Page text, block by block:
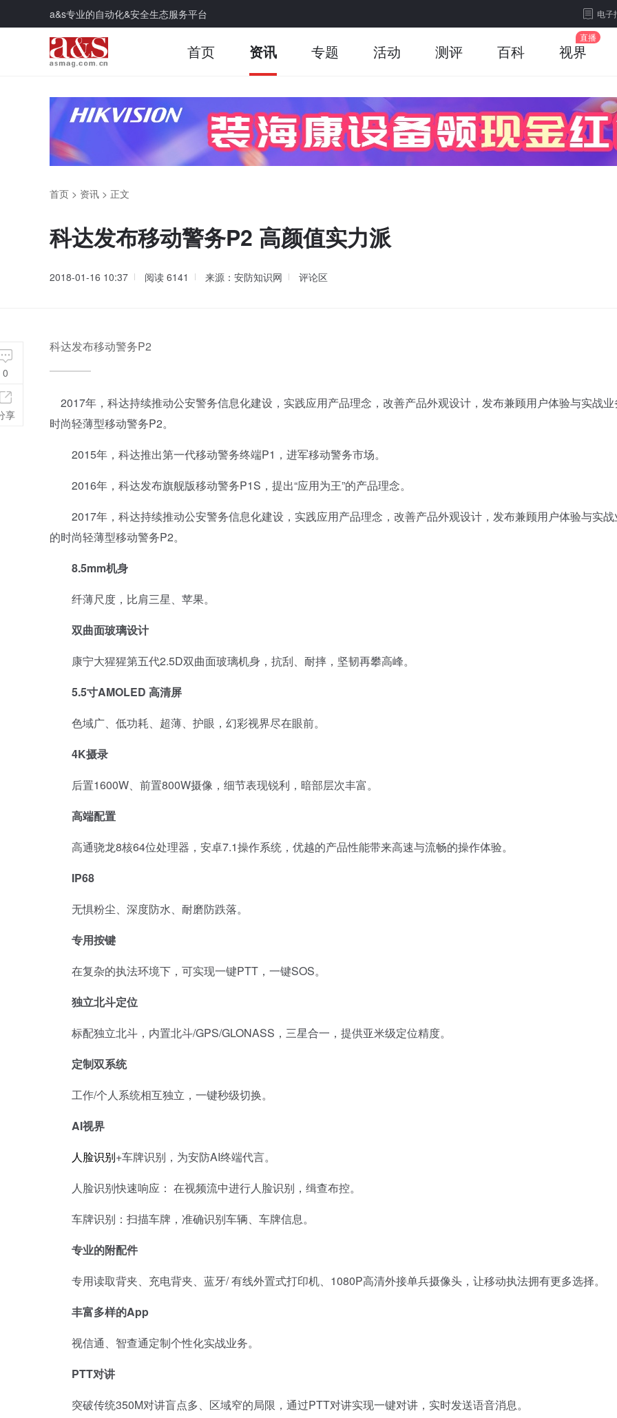
a&s专业的自动化&安全生态服务平台 电子
首页 资讯 专题 活动 测评 百科 视界
首页 > 资讯 > 正文
科达发布移动警务P2 高颜值实力派
2018-01-16 10:37 阅读 6141 来源：安防知识网 评论区
科达发布移动警务P2
2017年，科达持续推动公安警务信息化建设，实践应用产品理念，改善产品外观设计，发布兼顾用户体验与实战
时尚轻薄型移动警务P2。
2015年，科达推出第一代移动警务终端P1，进军移动警务市场。
2016年，科达发布旗舰版移动警务P1S，提出“应用为王”的产品理念。
2017年，科达持续推动公安警务信息化建设，实践应用产品理念，改善产品外观设计，发布兼顾用户体验与实战
的时尚轻薄型移动警务P2。
8.5mm机身
纤薄尺度，比肩三星、苹果。
双曲面玻璃设计
康宁大猩猩第五代2.5D双曲面玻璃机身，抗刮、耐摔，坚韧再攀高峰。
5.5寸AMOLED 高清屏
色域广、低功耗、超薄、护眼，幻彩视界尽在眼前。
4K摄录
后置1600W、前置800W摄像，细节表现锐利，暗部层次丰富。
高端配置
高通骁龙8核64位处理器，安卓7.1操作系统，优越的产品性能带来高速与流畅的操作体验。
IP68
无惧粉尘、深度防水、耐磨防跌落。
专用按键
在复杂的执法环境下，可实现一键PTT，一键SOS。
独立北斗定位
标配独立北斗，内置北斗/GPS/GLONASS，三星合一，提供亚米级定位精度。
定制双系统
工作/个人系统相互独立，一键秒级切换。
AI视界
人脸识别+车牌识别，为安防AI终端代言。
人脸识别快速响应： 在视频流中进行人脸识别，缉查布控。
车牌识别：扫描车牌，准确识别车辆、车牌信息。
专业的附配件
专用读取背夹、充电背夹、蓝牙/ 有线外置式打印机、1080P高清外接单兵摄像头，让移动执法拥有更多选择。
丰富多样的App
视信通、智查通定制个性化实战业务。
PTT对讲
突破传统350M对讲盲点多、区域窄的局限，通过PTT对讲实现一键对讲，实时发送语音消息。
0
享